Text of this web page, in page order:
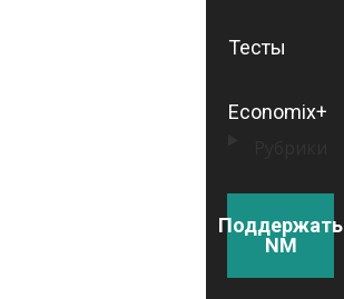
Тесты
Economix+
Поддержать
NM